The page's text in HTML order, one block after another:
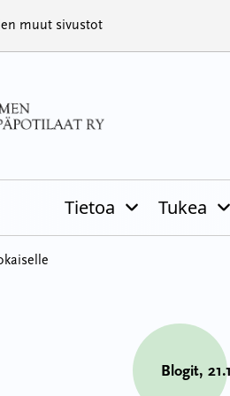
muut sivustot
Tietoa Tukea
Blogit,